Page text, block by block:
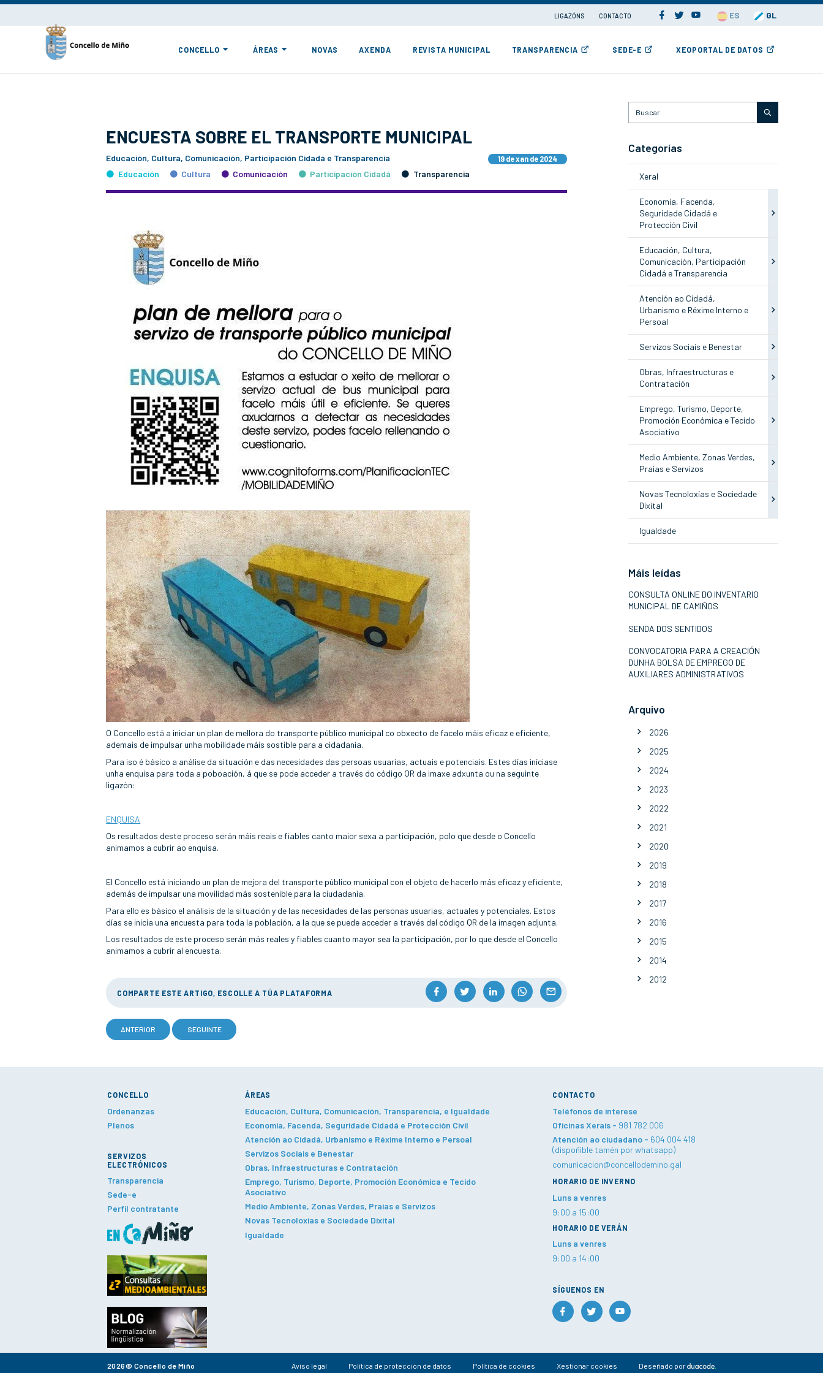
LIGAZÓNS CONTACTO ES GL
CONCELLO ÁREAS NOVAS AXENDA REVISTA MUNICIPAL TRANSPARENCIA SEDE-E XEOPORTAL DE DATOS
ENCUESTA SOBRE EL TRANSPORTE MUNICIPAL
Educación, Cultura, Comunicación, Participación Cidadá e Transparencia
Educación
Cultura Comunicación Participación Cidadá Transparencia
19 de xan de 2024
O Concello está a iniciar un plan de mellora do transporte público municipal co obxecto de facelo máis eficaz e eficiente,
ademais de impulsar unha mobilidade máis sostible para a cidadanía.
Para iso é básico a análise da situación e das necesidades das persoas usuarias, actuais e potenciais. Estes días iníciase
unha enquisa para toda a poboación, á que se pode acceder a través do código QR da imaxe adxunta ou na seguinte
ligazón:
ENQUISA
Os resultados deste proceso serán máis reais e fiables canto maior sexa a participación, polo que desde o Concello
animamos a cubrir ao enquisa.
El Concello está iniciando un plan de mejora del transporte público municipal con el objeto de hacerlo más eficaz y eficiente,
además de impulsar una movilidad más sostenible para la ciudadanía.
Para ello es básico el análisis de la situación y de las necesidades de las personas usuarias, actuales y potenciales. Estos
días se inicia una encuesta para toda la población, a la que se puede acceder a través del código QR de la imagen adjunta.
Los resultados de este proceso serán más reales y fiables cuanto mayor sea la participación, por lo que desde el Concello
animamos a cubrir al encuesta.
COMPARTE ESTE ARTIGO, ESCOLLE A TÚA PLATAFORMA
ANTERIOR SEGUINTE
Categorías
Xeral
Economía, Facenda,
Seguridade Cidadá e
Protección Civil
Educación, Cultura,
Comunicación, Participación
Cidadá e Transparencia
Atención ao Cidadá,
Urbanismo e Réxime Interno e
Persoal
Servizos Sociais e Benestar
Obras, Infraestructuras e
Contratación
Emprego, Turismo, Deporte,
Promoción Económica e Tecido
Asociativo
Medio Ambiente, Zonas Verdes,
Praias e Servizos
Novas Tecnoloxías e Sociedade
Dixital
Igualdade
Máis leídas
CONSULTA ONLINE DO INVENTARIO
MUNICIPAL DE CAMIÑOS
SENDA DOS SENTIDOS
CONVOCATORIA PARA A CREACIÓN
DUNHA BOLSA DE EMPREGO DE
AUXILIARES ADMINISTRATIVOS
Arquivo
2026
2025
2024
2023
2022
2021
2020
2019
2018
2017
2016
2015
2014
2012
CONCELLO
Ordenanzas
Plenos
SERVIZOS
ELECTRÓNICOS
Transparencia
Sede-e
Perfil contratante
ÁREAS
Educación, Cultura, Comunicación, Transparencia, e Igualdade
Economía, Facenda, Seguridade Cidadá e Protección Civil
Atención ao Cidadá, Urbanismo e Réxime Interno e Persoal
Servizos Sociais e Benestar
Obras, Infraestructuras e Contratación
Emprego, Turismo, Deporte, Promoción Económica e Tecido
Asociativo
Medio Ambiente, Zonas Verdes, Praias e Servizos
Novas Tecnoloxías e Sociedade Dixital
Igualdade
CONTACTO
Teléfonos de interese
Oficinas Xerais - 981 782 006
Atención ao ciudadano - 604 004 418
(dispoñible tamén por whatsapp)
comunicacion@concellodemino.gal
HORARIO DE INVERNO
Luns a venres
9:00 a 15:00
HORARIO DE VERÁN
Luns a venres
9:00 a 14:00
SÍGUENOS EN
2026© Concello de Miño Aviso legal Política de protección de datos Política de cookies Xestionar cookies Deseñado por